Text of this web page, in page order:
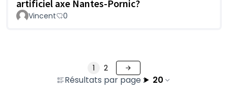
artificiel axe Nantes-Pornic?
Vincent 0
Résultats par page : 20
1 2